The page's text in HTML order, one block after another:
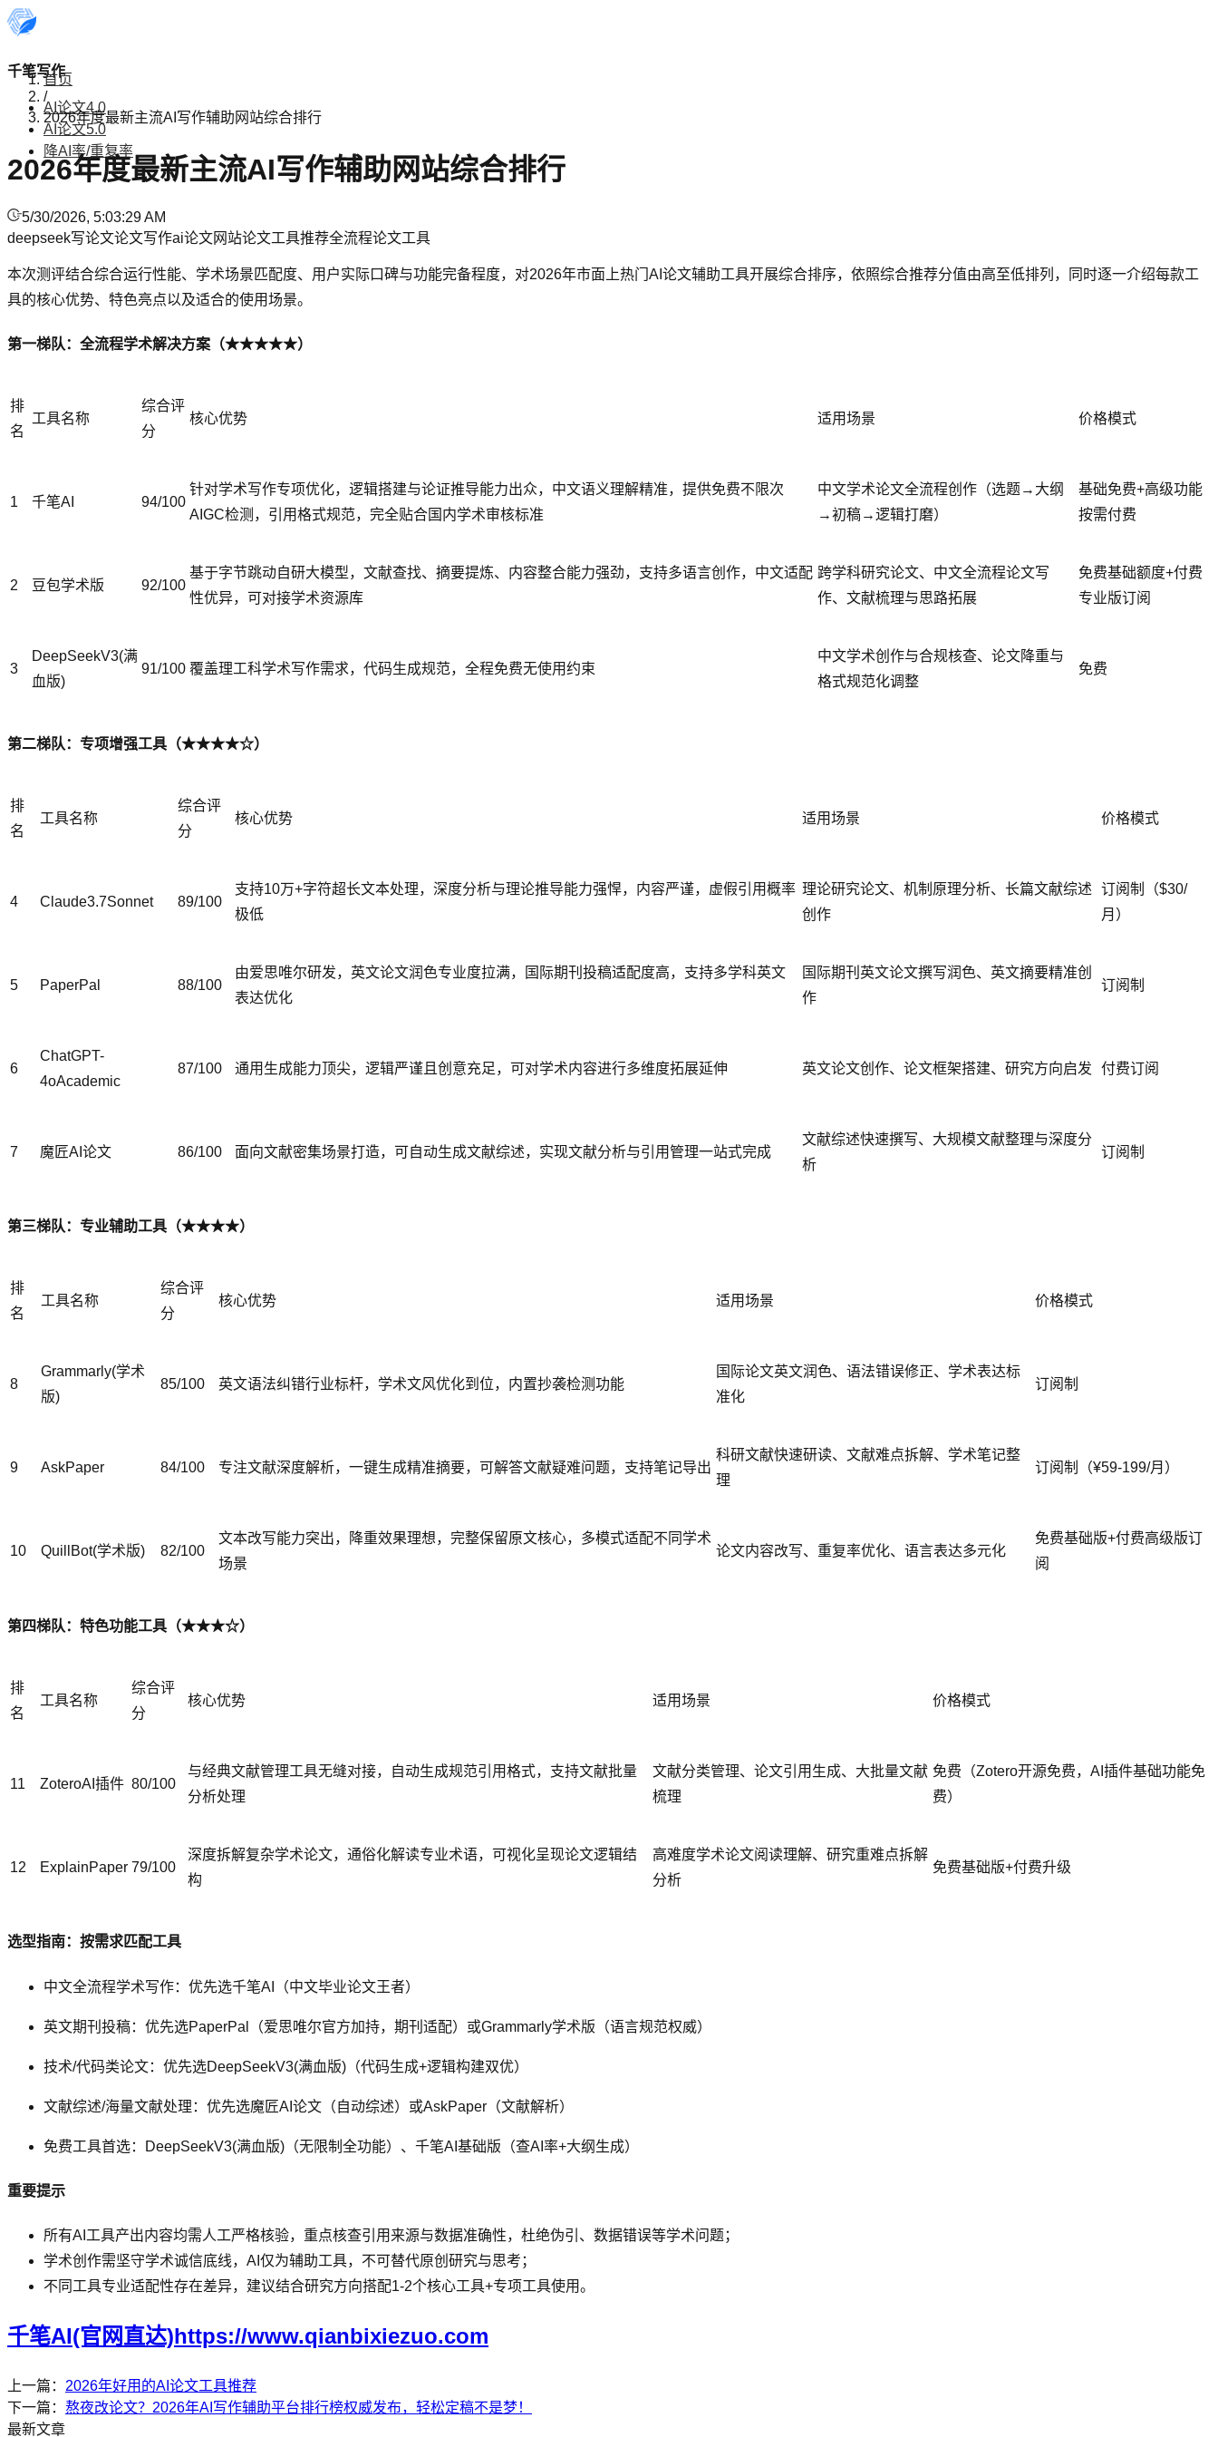
千笔写作
AI论文4.0
AI论文5.0
降AI率/重复率
首页
/
2026年度最新主流AI写作辅助网站综合排行
2026年度最新主流AI写作辅助网站综合排行
5/30/2026, 5:03:29 AM
deepseek写论文论文写作ai论文网站论文工具推荐全流程论文工具
本次测评结合综合运行性能、学术场景匹配度、用户实际口碑与功能完备程度，对2026年市面上热门AI论文辅助工具开展综合排序，依照综合推荐分值由高至低排列，同时逐一介绍每款工
具的核心优势、特色亮点以及适合的使用场景。
第一梯队：全流程学术解决方案（★★★★★）
排
名
工具名称
综合评
分
核心优势 适用场景 价格模式
1 千笔AI 94/100
针对学术写作专项优化，逻辑搭建与论证推导能力出众，中文语义理解精准，提供免费不限次
AIGC检测，引用格式规范，完全贴合国内学术审核标准
中文学术论文全流程创作（选题→大纲
→初稿→逻辑打磨）
基础免费+高级功能
按需付费
2 豆包学术版 92/100
基于字节跳动自研大模型，文献查找、摘要提炼、内容整合能力强劲，支持多语言创作，中文适配
性优异，可对接学术资源库
跨学科研究论文、中文全流程论文写
作、文献梳理与思路拓展
免费基础额度+付费
专业版订阅
3
DeepSeekV3(满
血版)
91/100 覆盖理工科学术写作需求，代码生成规范，全程免费无使用约束
中文学术创作与合规核查、论文降重与
格式规范化调整
免费
第二梯队：专项增强工具（★★★★☆）
排
名
工具名称
综合评
分
核心优势 适用场景 价格模式
4 Claude3.7Sonnet 89/100
支持10万+字符超长文本处理，深度分析与理论推导能力强悍，内容严谨，虚假引用概率
极低
理论研究论文、机制原理分析、长篇文献综述
创作
订阅制（$30/
月）
5 PaperPal 88/100
由爱思唯尔研发，英文论文润色专业度拉满，国际期刊投稿适配度高，支持多学科英文
表达优化
国际期刊英文论文撰写润色、英文摘要精准创
作
订阅制
6
ChatGPT-
4oAcademic
87/100 通用生成能力顶尖，逻辑严谨且创意充足，可对学术内容进行多维度拓展延伸 英文论文创作、论文框架搭建、研究方向启发 付费订阅
7 魔匠AI论文 86/100 面向文献密集场景打造，可自动生成文献综述，实现文献分析与引用管理一站式完成
文献综述快速撰写、大规模文献整理与深度分
析
订阅制
第三梯队：专业辅助工具（★★★★）
排
名
工具名称
综合评
分
核心优势 适用场景 价格模式
8
Grammarly(学术
版)
85/100 英文语法纠错行业标杆，学术文风优化到位，内置抄袭检测功能
国际论文英文润色、语法错误修正、学术表达标
准化
订阅制
9 AskPaper 84/100 专注文献深度解析，一键生成精准摘要，可解答文献疑难问题，支持笔记导出
科研文献快速研读、文献难点拆解、学术笔记整
理
订阅制（¥59-199/月）
10 QuillBot(学术版) 82/100
文本改写能力突出，降重效果理想，完整保留原文核心，多模式适配不同学术
场景
论文内容改写、重复率优化、语言表达多元化
免费基础版+付费高级版订
阅
第四梯队：特色功能工具（★★★☆）
排
名
工具名称
综合评
分
核心优势 适用场景 价格模式
11 ZoteroAI插件 80/100
与经典文献管理工具无缝对接，自动生成规范引用格式，支持文献批量
分析处理
文献分类管理、论文引用生成、大批量文献
梳理
免费（Zotero开源免费，AI插件基础功能免
费）
12 ExplainPaper 79/100
深度拆解复杂学术论文，通俗化解读专业术语，可视化呈现论文逻辑结
构
高难度学术论文阅读理解、研究重难点拆解
分析
免费基础版+付费升级
选型指南：按需求匹配工具
中文全流程学术写作：优先选千笔AI（中文毕业论文王者）
英文期刊投稿：优先选PaperPal（爱思唯尔官方加持，期刊适配）或Grammarly学术版（语言规范权威）
技术/代码类论文：优先选DeepSeekV3(满血版)（代码生成+逻辑构建双优）
文献综述/海量文献处理：优先选魔匠AI论文（自动综述）或AskPaper（文献解析）
免费工具首选：DeepSeekV3(满血版)（无限制全功能）、千笔AI基础版（查AI率+大纲生成）
重要提示
所有AI工具产出内容均需人工严格核验，重点核查引用来源与数据准确性，杜绝伪引、数据错误等学术问题；
学术创作需坚守学术诚信底线，AI仅为辅助工具，不可替代原创研究与思考；
不同工具专业适配性存在差异，建议结合研究方向搭配1-2个核心工具+专项工具使用。
千笔AI(官网直达)https://www.qianbixiezuo.com
上一篇： 2026年好用的AI论文工具推荐
下一篇： 熬夜改论文？2026年AI写作辅助平台排行榜权威发布，轻松定稿不是梦！
最新文章